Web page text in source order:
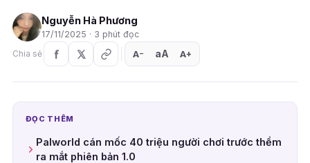
Nguyễn Hà Phương
17/11/2025 · 3 phút đọc
Chia sẻ
A− aA A+
ĐỌC THÊM
Palworld cán mốc 40 triệu người chơi trước thềm
ra mắt phiên bản 1.0